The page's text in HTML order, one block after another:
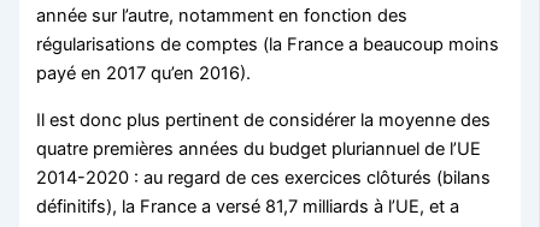
année sur l’autre, notamment en fonction des
régularisations de comptes (la France a beaucoup moins
payé en 2017 qu’en 2016).
Il est donc plus pertinent de considérer la moyenne des
quatre premières années du budget pluriannuel de l’UE
2014-2020 : au regard de ces exercices clôturés (bilans
définitifs), la France a versé 81,7 milliards à l’UE, et a